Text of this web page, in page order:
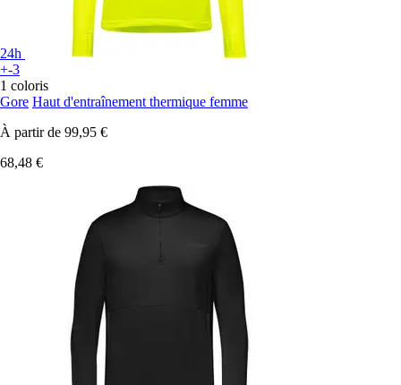
24h
+-3
1 coloris
Gore Haut d'entraînement thermique femme
À partir de 99,95 €
68,48 €